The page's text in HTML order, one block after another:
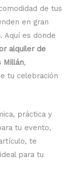
de tus
en gran
. Aquí es donde
alquiler de
Millán,
tu celebración
práctica y
tu evento,
te
para tu